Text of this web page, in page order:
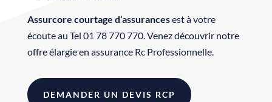
Assurcore courtage d’assurancesest à votre
écoute au Tel 01 78 770 770. Venez découvrir notre
offre élargie en assurance Rc Professionnelle.
DEMANDER UN DEVIS RCP